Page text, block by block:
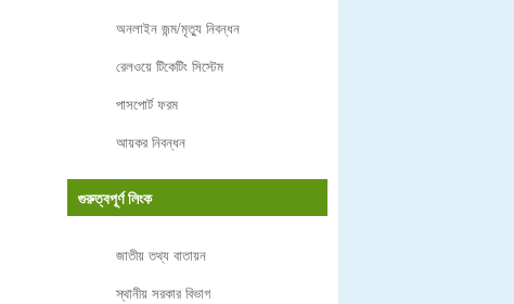
অনলাইন জন্ম/মৃত্যু নিবন্ধন
রেলওয়ে টিকেটিং সিস্টেম
পাসপোর্ট ফরম
আয়কর নিবন্ধন
গুরুত্বপূর্ণ লিংক
জাতীয় তথ্য বাতায়ন
স্থানীয় সরকার বিভাগ